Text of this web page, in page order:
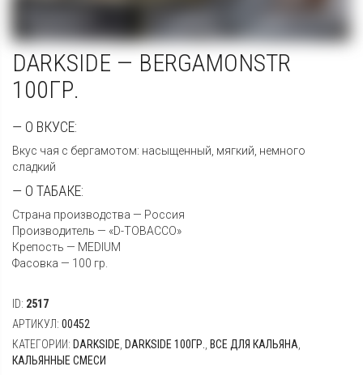
DARKSIDE — BERGAMONSTR
100ГР.
— О ВКУСЕ:
Вкус чая с бергамотом: насыщенный, мягкий, немного
сладкий
— О ТАБАКЕ:
Страна производства — Россия
Производитель — «D-TOBACCO»
Крепость — MEDIUM
Фасовка — 100 гр.
ID: 2517
АРТИКУЛ: 00452
КАТЕГОРИИ: DARKSIDE DARKSIDE 100ГР. ВСЕ ДЛЯ КАЛЬЯНА
КАЛЬЯННЫЕ СМЕСИ